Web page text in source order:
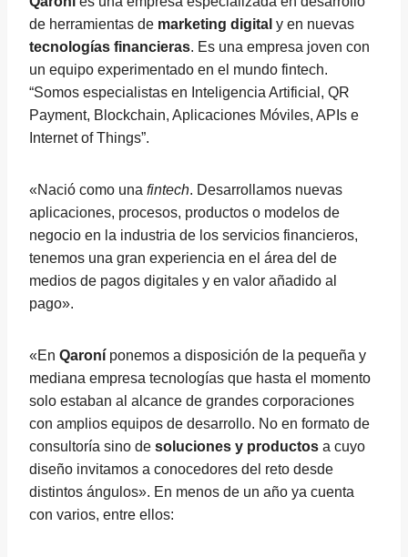
de herramientas de marketing digital y en nuevas
tecnologías financieras. Es una empresa joven con
un equipo experimentado en el mundo fintech.
“Somos especialistas en Inteligencia Artificial, QR
Payment, Blockchain, Aplicaciones Móviles, APIs e
Internet of Things”.
«Nació como una fintech. Desarrollamos nuevas
aplicaciones, procesos, productos o modelos de
negocio en la industria de los servicios financieros,
tenemos una gran experiencia en el área del de
medios de pagos digitales y en valor añadido al
pago».
«En Qaroní ponemos a disposición de la pequeña y
mediana empresa tecnologías que hasta el momento
solo estaban al alcance de grandes corporaciones
con amplios equipos de desarrollo. No en formato de
consultoría sino de soluciones y productos a cuyo
diseño invitamos a conocedores del reto desde
distintos ángulos». En menos de un año ya cuenta
con varios, entre ellos: